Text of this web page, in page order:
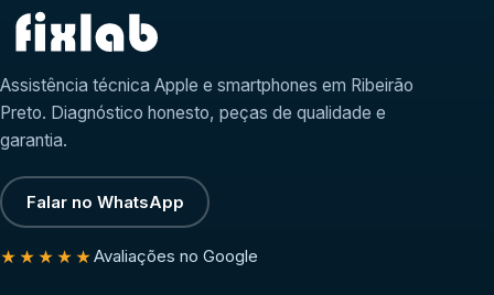
Assistência técnica Apple e smartphones em Ribeirão
Preto. Diagnóstico honesto, peças de qualidade e
garantia.
Falar no WhatsApp
★★★★★Avaliações no Google